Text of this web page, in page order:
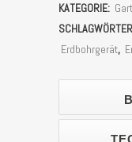
ELB380
inkl.
Bohraufsätze
KATEGORIE:
Erdbohrgerät,